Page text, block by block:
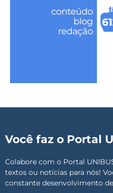
Você faz o Portal
Colabore com o Portal
textos ou notícias para nós!
constante desenvolvimento